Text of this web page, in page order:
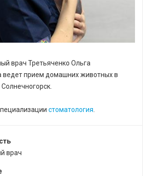
врач Третьяченко Ольга
ведет прием домашних животных в
стоматология.
врач